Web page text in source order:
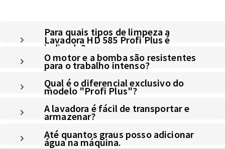
Para quais tipos de limpeza a
Lavadora HD 585 Profi Plus é
indicada?
O motor e a bomba são resistentes
para o trabalho intenso?
Qual é o diferencial exclusivo do
modelo "Profi Plus"?
A lavadora é fácil de transportar e
armazenar?
Até quantos graus posso adicionar
água na máquina.